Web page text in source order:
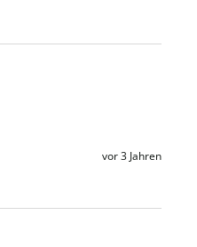
vor 3 Jahren